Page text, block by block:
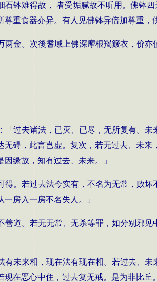
钵难得故， 者受垢腻故不听用。佛钵
重食器亦异。有人见佛钵异倍加尊重，
金。次後耆域上佛深摩根羯簸衣，价亦
过去诸法，已灭、已尽，无所复有。未
碍，此言岂虚。复次，若无过去、未来
缘故，知有过去、未来。」
。若过去法今实有，不名为无常，败坏
房入一房不名失人。」
道。若无无常、无杀等罪，如分别邪见
未来相，现在法有现在相。若过去、未
在恶心中住，过去复无戒。是为非比丘